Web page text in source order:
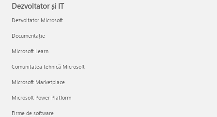
Dezvoltator și IT
Dezvoltator Microsoft
Documentație
Microsoft Learn
Comunitatea tehnică Microsoft
Microsoft Marketplace
Microsoft Power Platform
Firme de software